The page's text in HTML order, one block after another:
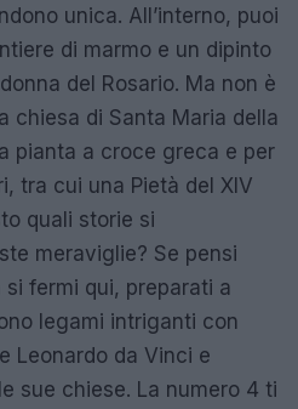
unica. All’interno, puoi
di marmo e un dipinto
del Rosario. Ma non è
chiesa di Santa Maria della
pianta a croce greca e per
tra cui una Pietà del XIV
quali storie si
meraviglie? Se pensi
fermi qui, preparati a
legami intriganti con
Leonardo da Vinci e
sue chiese. La numero 4 ti